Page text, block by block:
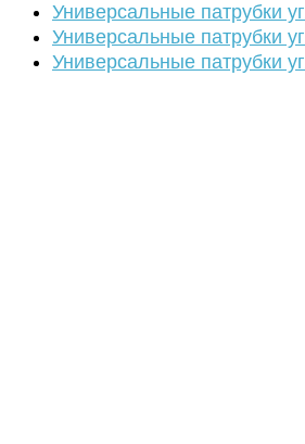
Универсальные патрубки
Универсальные патрубки
Универсальные патрубки